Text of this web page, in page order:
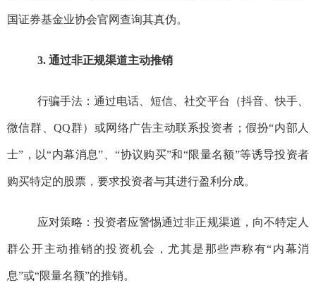
国证券基金业协会官网查询其真伪。
3. 通过非正规渠道主动推销
行骗手法：通过电话、短信、社交平台（抖音、快手、
微信群、QQ群）或网络广告主动联系投资者；假扮“内部人
士”，以“内幕消息”、“协议购买”和“限量名额”等诱导投资者
购买特定的股票，要求投资者与其进行盈利分成。
应对策略：投资者应警惕通过非正规渠道 ，向不特定人
群公开主动推销的投资机会，尤其是那些声称有“内幕消
息”或“限量名额”的推销。